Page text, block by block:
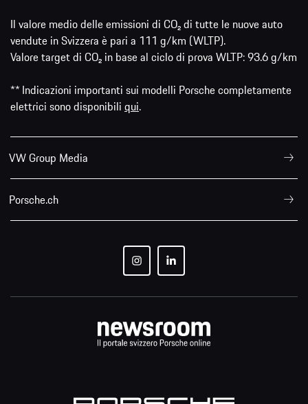
Il valore medio delle emissioni di CO₂ di tutte le nuove auto
vendute in Svizzera è pari a 111 g/km (WLTP).
Valore target di CO₂ in base al ciclo di prova WLTP: 93.6 g/km
** Indicazioni importanti sui modelli Porsche completamente
elettrici sono disponibili qui.
VW Group Media
Porsche.ch